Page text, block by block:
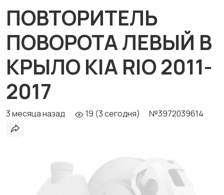
ПОВТОРИТЕЛЬ
ПОВОРОТА ЛЕВЫЙ В
КРЫЛО KIA RIO 2011-
2017
3 месяца назад 19 (3 сегодня) №3972039614